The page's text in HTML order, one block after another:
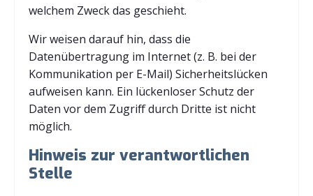
welchem Zweck das geschieht.
Wir weisen darauf hin, dass die
Datenübertragung im Internet (z. B. bei der
Kommunikation per E-Mail) Sicherheitslücken
aufweisen kann. Ein lückenloser Schutz der
Daten vor dem Zugriff durch Dritte ist nicht
möglich.
Hinweis zur verantwortlichen
Stelle